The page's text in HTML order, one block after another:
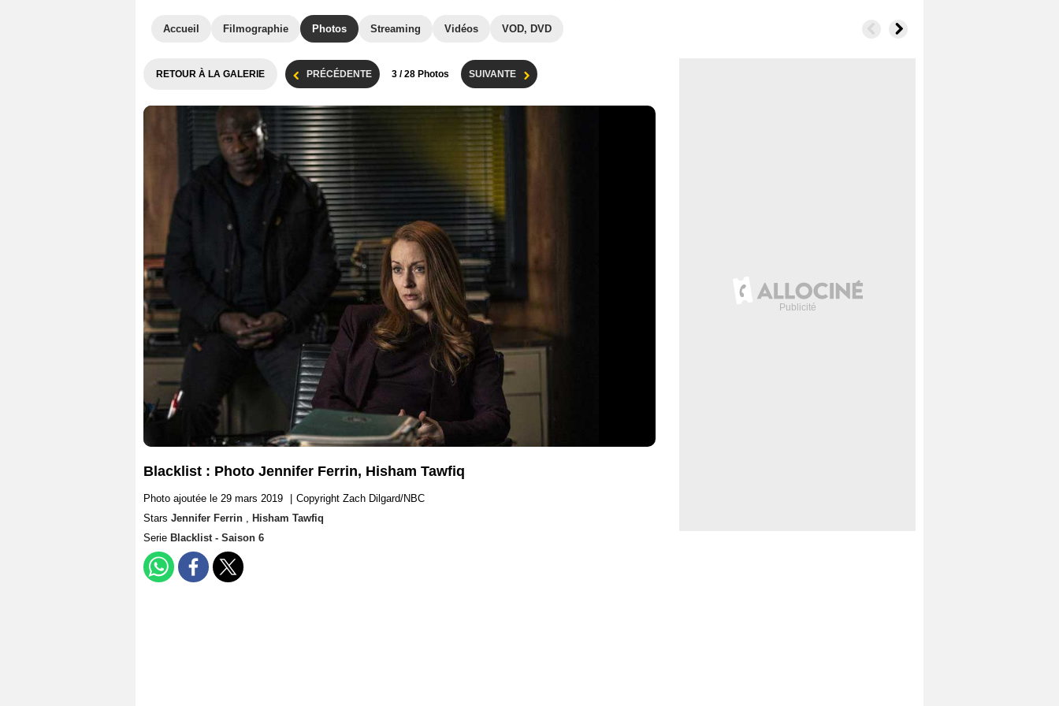
Accueil Filmographie Photos Streaming Vidéos VOD, DVD
RETOUR À LA GALERIE PRÉCÉDENTE 3 / 28 Photos SUIVANTE
Blacklist : Photo Jennifer Ferrin, Hisham Tawfiq
Photo ajoutée le 29 mars 2019
Copyright Zach Dilgard/NBC
Stars Jennifer Ferrin , Hisham Tawfiq
Serie Blacklist - Saison 6